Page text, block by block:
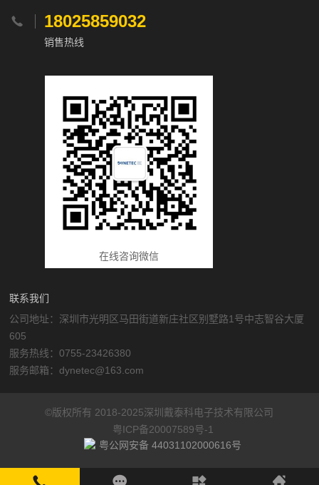
 18025859032
销售热线
在线咨询微信
联系我们
公司地址：深圳市光明区马田街道新庄社区别墅路1号中志智谷大厦
605
服务热线：0755-23426380
服务邮箱：dynetec@163.com
©版权所有 2018-2025深圳戴泰科电子技术有限公司
粤ICP备20007589号-1
粤公网安备 44031102000616号
